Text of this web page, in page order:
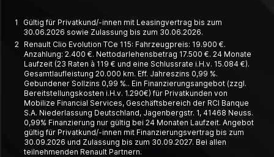
1
Gültig für Privatkund/-innen mit Leasingvertrag bis zum
30.06.2026 sowie Zulassung bis zum 30.06.2026.
2
Renault Clio Evolution TCe 115: Fahrzeugpreis: 19.900 €.
Anzahlung: 2.400 €. Nettodarlehensbetrag 17.500 €. 24 Monate
Laufzeit (23 Raten à 119 € und eine Schlussrate i.H.v. 15.084 €).
Gesamtlaufleistung 20.000 km. Eff. Jahreszins 0,99 %.
Gebundener Sollzins 0,99 %.. Ein Finanzierungsangebot (zzgl.
Bereitstellungskosten i.H.v. 1.290€) für Privatkunden von
Mobilize Financial Services, Geschäftsbereich der RCI Banque
S.A. Niederlassung Deutschland, Jagenbergstr. 1, 41468 Neuss.
0,99% Finanzierung nur gültig bei 24 Monaten Laufzeit. Angebot
gültig für Privatkund/-innen mit Finanzierungsvertrag bis zum
30.09.2026 und Zulassung bis zum 30.09.2027. Bei allen
teilnehmenden Renault Partnern.